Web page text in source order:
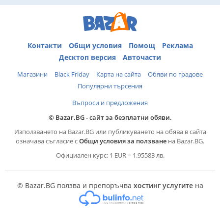
оферта. ✅ Експресни срокове: Изпълнение на
индивидуални поръчки до 14 работни дни. ✅ Сигурност:
Доставяме автомобили в оригиналното им състояние,
директно от доверени партньори. Пълно съдействие:
Нашият екип ще ви помогне с: ➡️ Транспорт и
регистрация в КАТ. ➡️ Транзитни номера. ➡️ Проверка в
сервиз по Ваш избор. ➡️ Застраховки (Гражданска
отговорност и Автокаско). 📞 КОНТАКТИ И ОГЛЕДИ
Свържете се с нас за повече информация или
индивидуална консултация: 📱 0899 663 377 🌐 www.
00 ч. Събота: 10: 00 17: 00 ч. Неделя: С предварителна
уговорка. Вашият нов автомобил Ви очаква в G&G AUTO
Контакти Общи условия Помощ
Реклама
Десктоп версия
Авточасти
Магазини Black Friday Карта на сайта
Обяви по градове
Популярни търсения
Въпроси и предложения
© Bazar.BG - сайт за безплатни обяви.
Използването на Bazar.BG или публикуването на обява в сайта
означава съгласие сОбщи условия за ползване на Bazar.BG.
Официален курс: 1 EUR = 1.95583 лв.
© Bazar.BG ползва и препоръчва хостинг услугитена